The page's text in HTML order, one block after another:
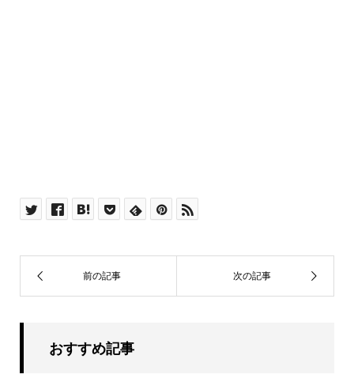
おすすめ記事